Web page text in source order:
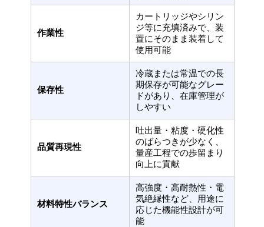
作業性
カートリッジやシリン
ジ等に充填済みで、装
置にそのまま装着して
使用可能
保存性
冷蔵または常温での長
期保存が可能なグレー
ドがあり、在庫管理が
しやすい
品質再現性
吐出量・粘度・硬化性
のばらつきが少なく、
量産工程での歩留まり
向上に貢献
材料特性バランス
高強度・高耐熱性・電
気絶縁性など、用途に
応じた機能性設計が可
能